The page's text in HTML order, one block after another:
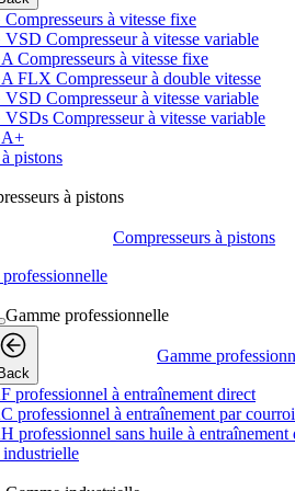
Compresseurs à vitesse fixe
VSD Compresseur à vitesse variable
Compresseurs à vitesse fixe
FLX Compresseur à double vitesse
VSD Compresseur à vitesse variable
VSDs Compresseur à vitesse variable
pistons
à pistons
Compresseurs à pistons
Gamme professionnelle
Back
Gamme
professionnel à entraînement direct
professionnel à entraînement par
professionnel sans huile à entraînement